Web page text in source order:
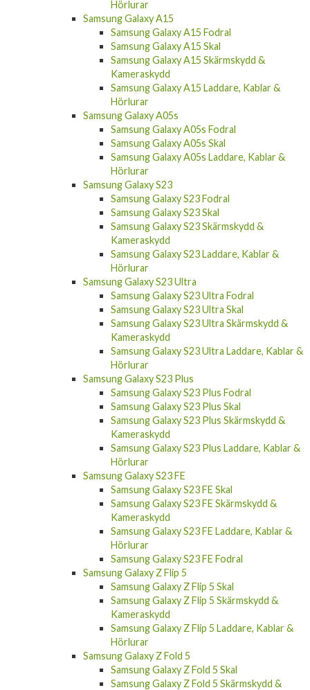
Samsung Galaxy A15
Samsung Galaxy A15 Fodral
Samsung Galaxy A15 Skal
Samsung Galaxy A15 Skärmskydd &
Kameraskydd
Samsung Galaxy A15 Laddare, Kablar &
Hörlurar
Samsung Galaxy A05s
Samsung Galaxy A05s Fodral
Samsung Galaxy A05s Skal
Samsung Galaxy A05s Laddare, Kablar &
Hörlurar
Samsung Galaxy S23
Samsung Galaxy S23 Fodral
Samsung Galaxy S23 Skal
Samsung Galaxy S23 Skärmskydd &
Kameraskydd
Samsung Galaxy S23 Laddare, Kablar &
Hörlurar
Samsung Galaxy S23 Ultra
Samsung Galaxy S23 Ultra Fodral
Samsung Galaxy S23 Ultra Skal
Samsung Galaxy S23 Ultra Skärmskydd &
Kameraskydd
Samsung Galaxy S23 Ultra Laddare, Kablar &
Hörlurar
Samsung Galaxy S23 Plus
Samsung Galaxy S23 Plus Fodral
Samsung Galaxy S23 Plus Skal
Samsung Galaxy S23 Plus Skärmskydd &
Kameraskydd
Samsung Galaxy S23 Plus Laddare, Kablar &
Hörlurar
Samsung Galaxy S23 FE
Samsung Galaxy S23 FE Skal
Samsung Galaxy S23 FE Skärmskydd &
Kameraskydd
Samsung Galaxy S23 FE Laddare, Kablar &
Hörlurar
Samsung Galaxy S23 FE Fodral
Samsung Galaxy Z Flip 5
Samsung Galaxy Z Flip 5 Skal
Samsung Galaxy Z Flip 5 Skärmskydd &
Kameraskydd
Samsung Galaxy Z Flip 5 Laddare, Kablar &
Hörlurar
Samsung Galaxy Z Fold 5
Samsung Galaxy Z Fold 5 Skal
Samsung Galaxy Z Fold 5 Skärmskydd &
Kameraskydd